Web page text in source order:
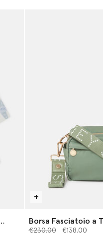
Borsa Fasciatoio a
Logo
Prezzo ridotto da
€230.00a €138.00